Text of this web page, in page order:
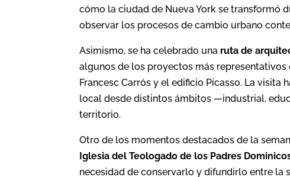
cómo la ciudad de Nueva York se transformó
observar los procesos de cambio urbano
Asimismo, se ha celebrado una ruta de
algunos de los proyectos más representativos
Francesc Carrós y el edificio Picasso. La
local desde distintos ámbitos —industrial,
territorio.
Otro de los momentos destacados de la
Iglesia del Teologado de los Padres
necesidad de conservarlo y difundirlo entre la